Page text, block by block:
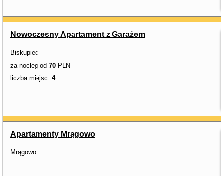
Nowoczesny Apartament z Garażem
Biskupiec
za nocleg od 70 PLN
liczba miejsc: 4
Apartamenty Mrągowo
Mrągowo